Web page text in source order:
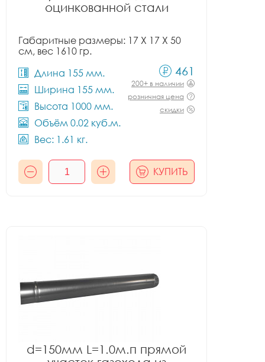
оцинкованной стали
Габаритные размеры: 17 X 17 X 50
см, вес 1610 гр.
Длина 155 мм.
Ширина 155 мм.
Высота 1000 мм.
Объём 0.02 куб.м.
Вес: 1.61 кг.
461
200+ в наличии
розничная цена
скидки
КУПИТЬ
d=150мм L=1.0м.п прямой